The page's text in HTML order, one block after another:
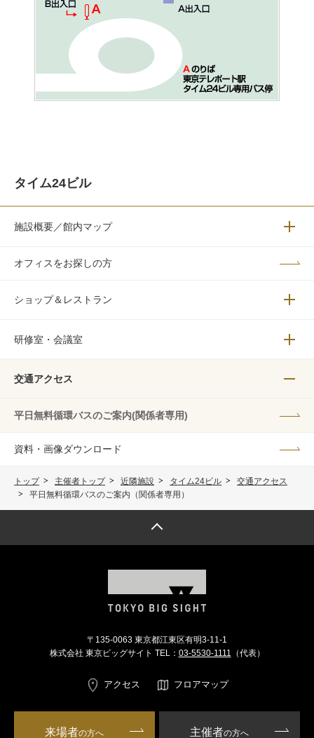
タイム24ビル
施設概要／館内マップ メニュ
オフィスをお探しの方
ショップ＆レストラン メニュ
研修室・会議室 メニュ
交通アクセス
平日無料循環バスのご案内(関係者専用)
資料・画像ダウンロード
トップ 主催者トップ 近隣施設 タイム24ビル
交通アクセス
平日無料循環バスのご案内（関係者専用）
〒135-0063 東京都江東区有明3-11-1
株式会社 東京ビッグサイト TEL： 03-5530-1111 （代表）
アクセス フロアマップ
来場者の方へ 主催者の方へ